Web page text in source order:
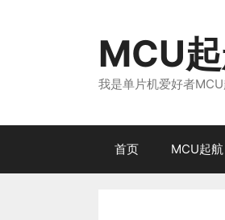
MCU
我是单片机爱好者
首页 MCU起航